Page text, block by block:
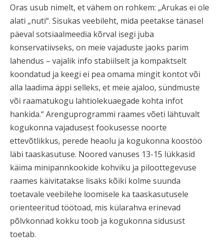
Oras usub nimelt, et vähem on rohkem: „Arukas ei ole
alati „nuti“. Sisukas veebileht, mida peetakse tänasel
päeval sotsiaalmeedia kõrval isegi juba
konservatiivseks, on meie vajaduste jaoks parim
lahendus – vajalik info stabiilselt ja kompaktselt
koondatud ja keegi ei pea omama mingit kontot või
alla laadima äppi selleks, et meie ajaloo, sündmuste
või raamatukogu lahtiolekuaegade kohta infot
hankida.“ Arenguprogrammi raames võeti lähtuvalt
kogukonna vajadusest fookusesse noorte
ettevõtlikkus, perede heaolu ja kogukonna koostöö
läbi taaskasutuse. Noored vanuses 13-15 lükkasid
käima minipannkookide kohviku ja piloottegevuse
raames käivitatakse lisaks kõiki kolme suunda
toetavale veebilehe loomisele ka taaskasutusele
orienteeritud töötoad, mis külarahva erinevad
põlvkonnad kokku toob ja kogukonna sidusust
toetab.